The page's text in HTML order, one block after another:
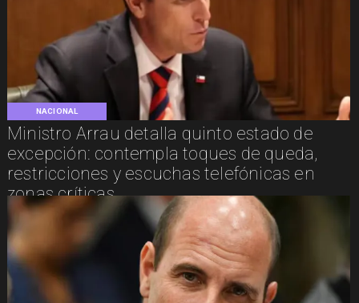
NACIONAL
Ministro Arrau detalla quinto estado de
excepción: contempla toques de queda,
restricciones y escuchas telefónicas en
zonas críticas